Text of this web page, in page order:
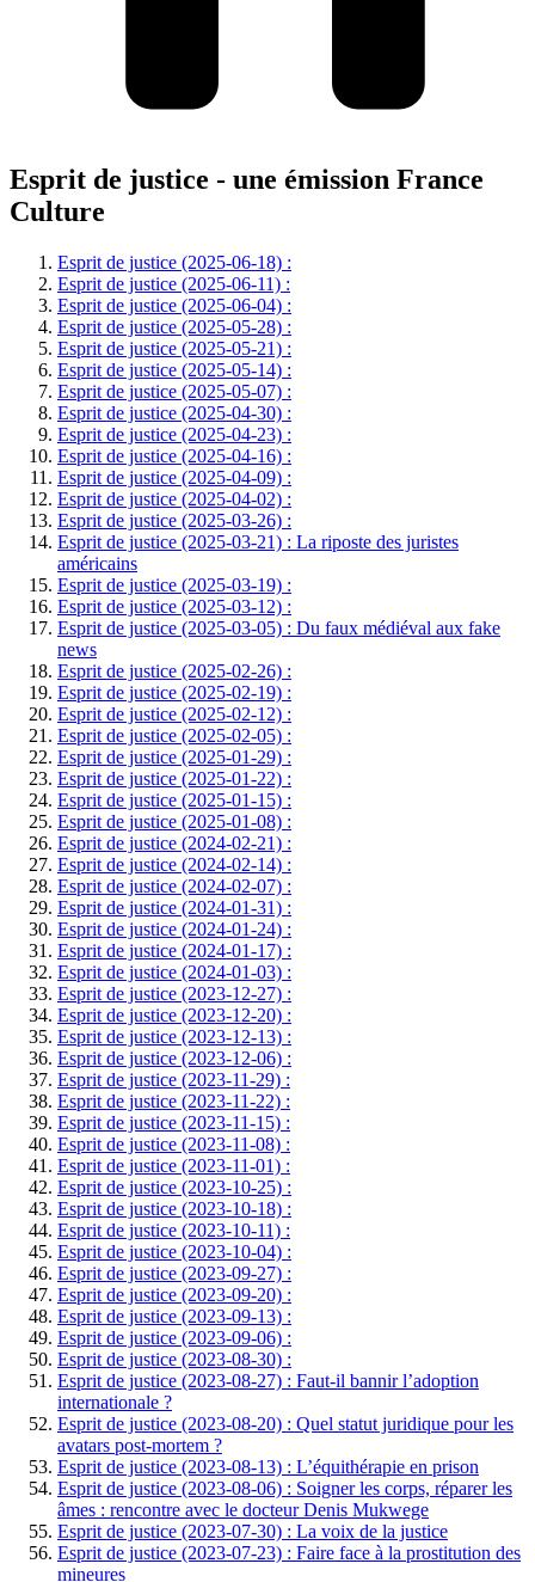
Esprit de justice - une émission France
Culture
Esprit de justice (2025-06-18) :
Esprit de justice (2025-06-11) :
Esprit de justice (2025-06-04) :
Esprit de justice (2025-05-28) :
Esprit de justice (2025-05-21) :
Esprit de justice (2025-05-14) :
Esprit de justice (2025-05-07) :
Esprit de justice (2025-04-30) :
Esprit de justice (2025-04-23) :
Esprit de justice (2025-04-16) :
Esprit de justice (2025-04-09) :
Esprit de justice (2025-04-02) :
Esprit de justice (2025-03-26) :
Esprit de justice (2025-03-21) : La riposte des juristes
américains
Esprit de justice (2025-03-19) :
Esprit de justice (2025-03-12) :
Esprit de justice (2025-03-05) : Du faux médiéval aux fake
news
Esprit de justice (2025-02-26) :
Esprit de justice (2025-02-19) :
Esprit de justice (2025-02-12) :
Esprit de justice (2025-02-05) :
Esprit de justice (2025-01-29) :
Esprit de justice (2025-01-22) :
Esprit de justice (2025-01-15) :
Esprit de justice (2025-01-08) :
Esprit de justice (2024-02-21) :
Esprit de justice (2024-02-14) :
Esprit de justice (2024-02-07) :
Esprit de justice (2024-01-31) :
Esprit de justice (2024-01-24) :
Esprit de justice (2024-01-17) :
Esprit de justice (2024-01-03) :
Esprit de justice (2023-12-27) :
Esprit de justice (2023-12-20) :
Esprit de justice (2023-12-13) :
Esprit de justice (2023-12-06) :
Esprit de justice (2023-11-29) :
Esprit de justice (2023-11-22) :
Esprit de justice (2023-11-15) :
Esprit de justice (2023-11-08) :
Esprit de justice (2023-11-01) :
Esprit de justice (2023-10-25) :
Esprit de justice (2023-10-18) :
Esprit de justice (2023-10-11) :
Esprit de justice (2023-10-04) :
Esprit de justice (2023-09-27) :
Esprit de justice (2023-09-20) :
Esprit de justice (2023-09-13) :
Esprit de justice (2023-09-06) :
Esprit de justice (2023-08-30) :
Esprit de justice (2023-08-27) : Faut-il bannir l’adoption
internationale ?
Esprit de justice (2023-08-20) : Quel statut juridique pour les
avatars post-mortem ?
Esprit de justice (2023-08-13) : L’équithérapie en prison
Esprit de justice (2023-08-06) : Soigner les corps, réparer les
âmes : rencontre avec le docteur Denis Mukwege
Esprit de justice (2023-07-30) : La voix de la justice
Esprit de justice (2023-07-23) : Faire face à la prostitution des
mineures